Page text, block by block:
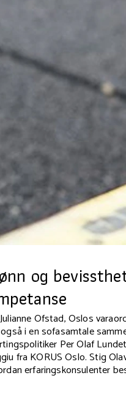
og
Ofstad, Oslos
i en sofasamtale
Per Olaf
fra KORUS Oslo. Stig
erfaringskonsulenter